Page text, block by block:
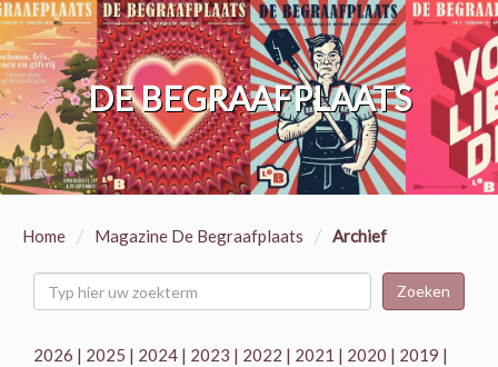
DE BEGRAAFPLAATS
Home / Magazine De Begraafplaats / Archief
Zoeken
2026 | 2025 | 2024 | 2023 | 2022 | 2021 | 2020 | 2019 |